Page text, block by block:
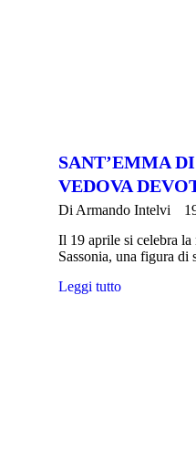
SANT’EMMA
VEDOVA
Di Armando Intelvi
Il 19 aprile si celebra la
Sassonia, una figura
Leggi tutto